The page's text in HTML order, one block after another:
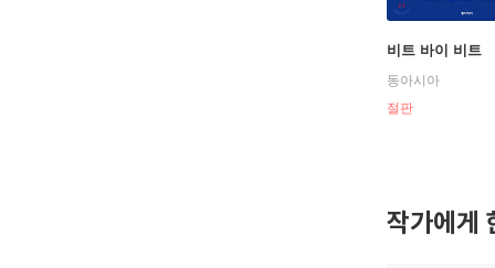
비트 바이 비트
동아시아
절판
작가에게